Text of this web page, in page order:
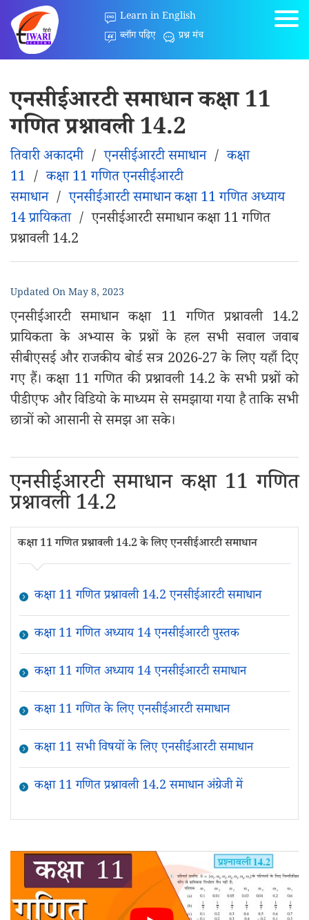
Learn in English
ब्लॉग पढ़िए
प्रश्न मंच
एनसीईआरटी समाधान कक्षा 11
गणित प्रश्नावली 14.2
तिवारी अकादमी/एनसीईआरटी समाधान/कक्षा
11 /कक्षा 11 गणित एनसीईआरटी
समाधान/एनसीईआरटी समाधान कक्षा 11 गणित अध्याय
14 प्रायिकता/एनसीईआरटी समाधान कक्षा 11 गणित
प्रश्नावली 14.2
Updated OnMay 8, 2023
एनसीईआरटी समाधान कक्षा 11 गणित प्रश्नावली 14.2
प्रायिकता के अभ्यास के प्रश्नों के हल सभी सवाल जवाब
सीबीएसई और राजकीय बोर्ड सत्र 2026-27 के लिए यहाँ दिए
गए हैं। कक्षा 11 गणित की प्रश्नावली 14.2 के सभी प्रश्नों को
पीडीएफ और विडियो के माध्यम से समझाया गया है ताकि सभी
छात्रों को आसानी से समझ आ सके।
एनसीईआरटी समाधान कक्षा 11 गणित
प्रश्नावली 14.2
कक्षा 11 गणित प्रश्नावली 14.2 के लिए एनसीईआरटी समाधान
कक्षा 11 गणित प्रश्नावली 14.2 एनसीईआरटी समाधान
कक्षा 11 गणित अध्याय 14 एनसीईआरटी पुस्तक
कक्षा 11 गणित अध्याय 14 एनसीईआरटी समाधान
कक्षा 11 गणित के लिए एनसीईआरटी समाधान
कक्षा 11 सभी विषयों के लिए एनसीईआरटी समाधान
कक्षा 11 गणित प्रश्नावली 14.2 समाधान अंग्रेजी में